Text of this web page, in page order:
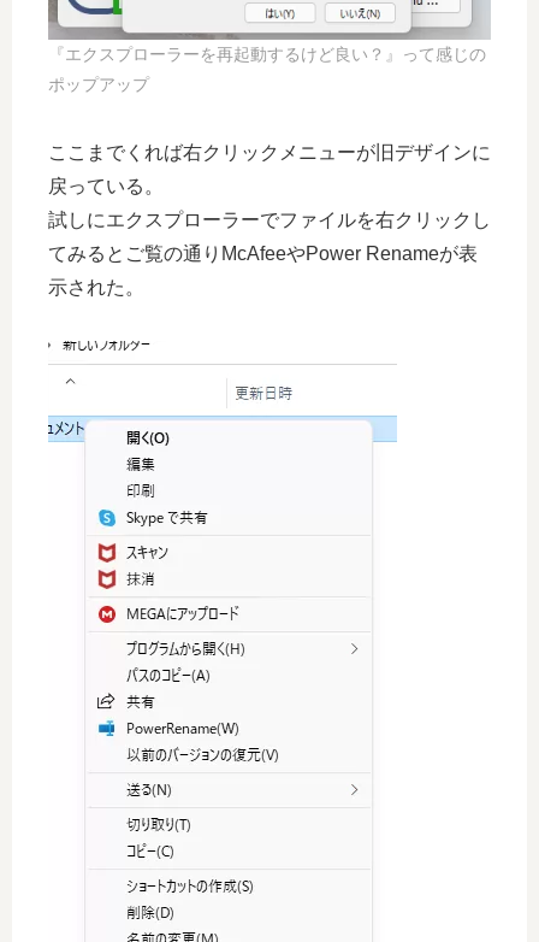
『エクスプローラーを再起動するけど良い？』って感じの
ポップアップ
ここまでくれば右クリックメニューが旧デザインに
戻っている。
試しにエクスプローラーでファイルを右クリックし
てみるとご覧の通りMcAfeeやPower Renameが表
示された。